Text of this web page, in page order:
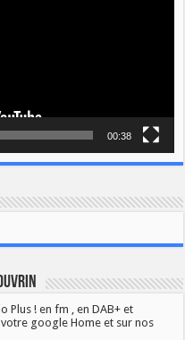
00:38
Plus ! en fm , en DAB+ et
google Home et sur nos